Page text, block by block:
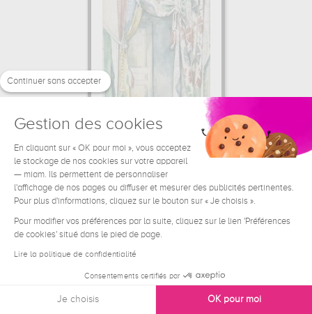
Les rideaux
A partir de 52.85 €
Continuer sans accepter
Gestion des cookies
En cliquant sur « OK pour moi », vous acceptez
le stockage de nos cookies sur votre appareil
— miam. Ils permettent de personnaliser
l'affichage de nos pages ou diffuser et mesurer des publicités pertinentes.
Pour plus d'informations, cliquez sur le bouton sur « Je choisis ».
Pour modifier vos préférences par la suite, cliquez sur le lien 'Préférences
de cookies' situé dans le pied de page.
Lire la politique de confidentialité
Consentements certifiés par
Je choisis OK pour moi